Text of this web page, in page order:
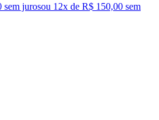
sem jurosou 12x de R$ 150,00 sem